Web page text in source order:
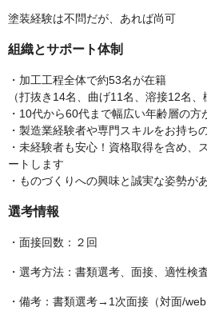
塗装経験は不問だが、あれば尚可
組織とサポート体制
・加工工程全体で約53名が在籍
（打抜き14名、曲げ11名、溶接12名、
・10代から60代まで幅広い年齢層の方
・製造業経験者や専門スキルをお持ち
・未経験者も安心！資格取得を含め、
ートします
・ものづくりへの興味と誠実な姿勢が
選考情報
・面接回数：２回
・選考方法：書類選考、面接、適性検
・備考：書類選考→1次面接（対面/